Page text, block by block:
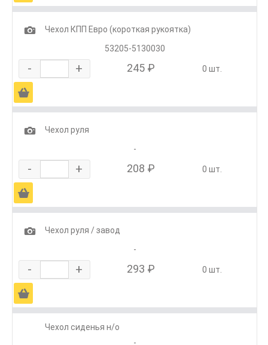
1
Чехол КПП Евро (короткая рукоятка)
53205-5130030
- + 245 ₽ 0 шт.
Ä
1
Чехол руля
-
- + 208 ₽ 0 шт.
Ä
1
Чехол руля / завод
-
- + 293 ₽ 0 шт.
Ä
Чехол сиденья н/о
-